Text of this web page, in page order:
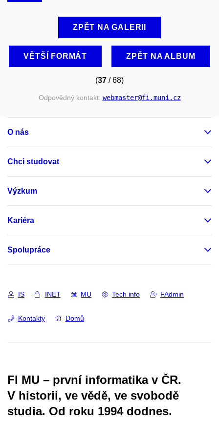
ZPĚT NA GALERII
VĚTŠÍ FORMÁT ZPĚT NA ALBUM
(37 / 68)
Odpovědný kontakt: webmaster@fi.muni.cz
O nás
Chci studovat
Výzkum
Kariéra
Spolupráce
IS INET MU Tech info FAdmin
Kontakty Domů
FI MU – první informatika v ČR.
V historii, ve vědě, ve svobodě
studia. Od roku 1994 dodnes.